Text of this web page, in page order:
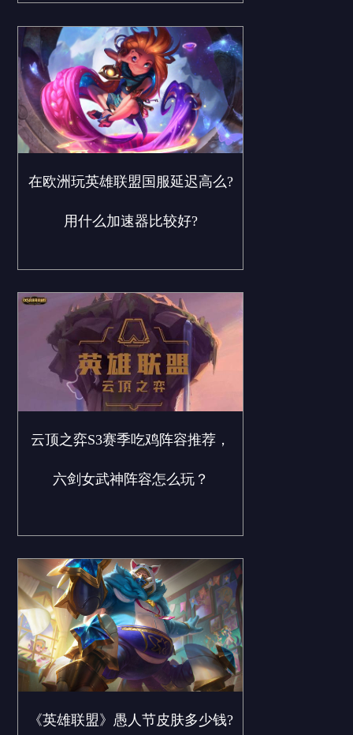
在欧洲玩英雄联盟国服延迟高么?
用什么加速器比较好?
云顶之弈S3赛季吃鸡阵容推荐，
六剑女武神阵容怎么玩？
《英雄联盟》愚人节皮肤多少钱?